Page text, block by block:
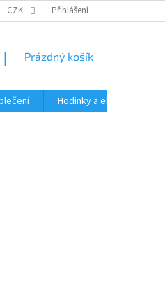
CZK Přihlášení
NÁKUPNÍ
Prázdný košík
Hodinky a elektronika